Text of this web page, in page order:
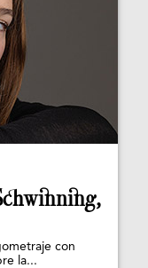
con
la...